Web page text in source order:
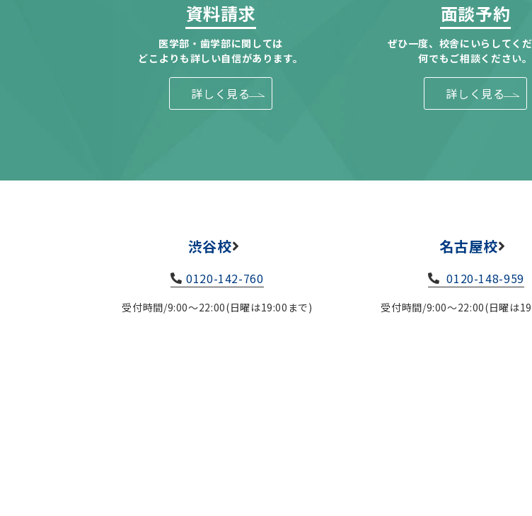
資料請求
医学部・歯学部に関しては
どこよりも詳しい自信があります。
詳しく見る
面談予約
ぜひ一度、校舎にいらしてくだ
何でもご相談ください。
詳しく見る
渋谷校
0120-142-760
受付時間/9:00～22:00(日曜は19:00まで)
名古屋校
0120-148-959
受付時間/9:00～22:00(日曜は